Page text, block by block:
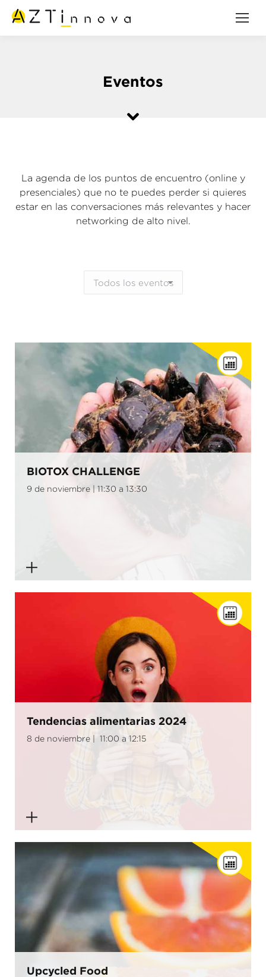
Eventos
La agenda de los puntos de encuentro (online y
presenciales) que no te puedes perder si quieres
estar en las conversaciones más relevantes y hacer
networking de alto nivel.
BIOTOX CHALLENGE
9 de noviembre | 11:30 a 13:30
Tendencias alimentarias 2024
8 de noviembre | 11:00 a 12:15
Upcycled Food